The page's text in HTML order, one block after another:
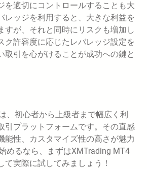
を適切にコントロールすることも大
レッジを利用すると、大きな利益を
すが、それと同時にリスクも増加し
ク許容度に応じたレバレッジ設定を
取引を心がけることが成功への鍵と
、初心者から上級者まで幅広く利
引プラットフォームです。その直感
能性、カスタマイズ性の高さが魅力
めるなら、まずはXMTrading MT4
て実際に試してみましょう！